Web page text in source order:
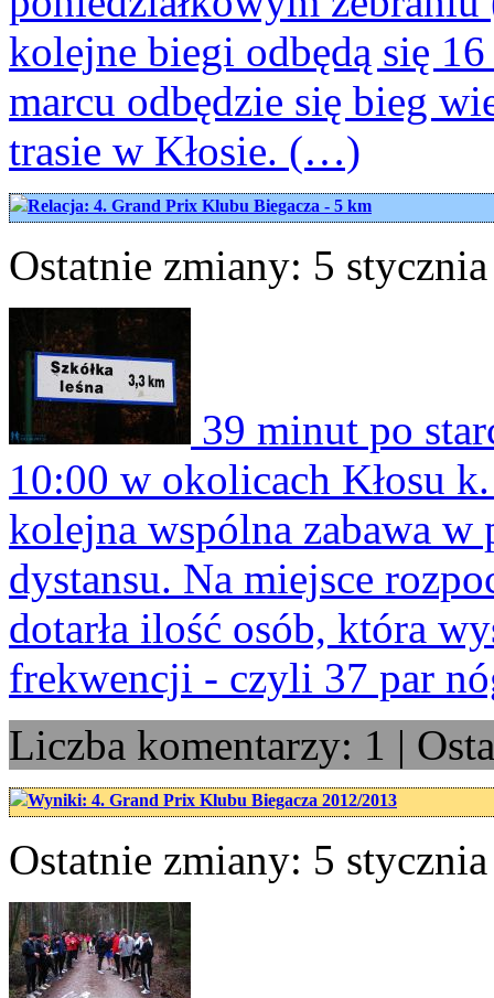
kolejne biegi odbędą się
marcu odbędzie się bieg
trasie w Kłosie. (…)
Relacja: 4. Grand Prix Klubu Biegacza - 5 km
Ostatnie zmiany: 5
39 minut po
10:00 w okolicach Kłosu
kolejna wspólna zabawa
dystansu. Na miejsce
dotarła ilość osób, która
frekwencji - czyli 37 par
Liczba komentarzy: 1 |
Wyniki: 4. Grand Prix Klubu Biegacza 2012/2013
Ostatnie zmiany: 5